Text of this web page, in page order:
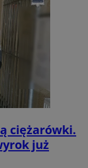
ciężarówki.
już